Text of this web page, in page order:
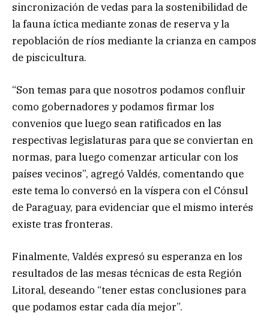
sincronización de vedas para la sostenibilidad de
la fauna íctica mediante zonas de reserva y la
repoblación de ríos mediante la crianza en campos
de piscicultura.
“Son temas para que nosotros podamos confluir
como gobernadores y podamos firmar los
convenios que luego sean ratificados en las
respectivas legislaturas para que se conviertan en
normas, para luego comenzar articular con los
países vecinos”, agregó Valdés, comentando que
este tema lo conversó en la víspera con el Cónsul
de Paraguay, para evidenciar que el mismo interés
existe tras fronteras.
Finalmente, Valdés expresó su esperanza en los
resultados de las mesas técnicas de esta Región
Litoral, deseando “tener estas conclusiones para
que podamos estar cada día mejor”.